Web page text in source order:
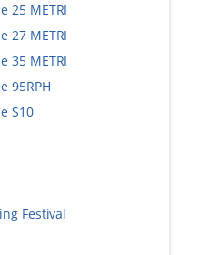
25 METRI
27 METRI
35 METRI
95RPH
S10
Festival